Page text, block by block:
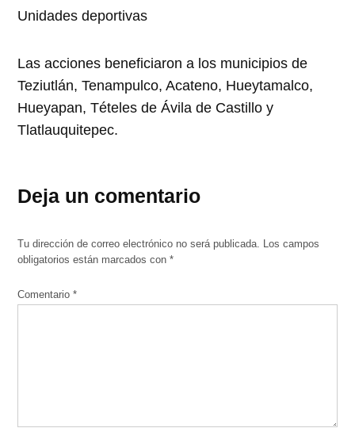
Unidades deportivas
Las acciones beneficiaron a los municipios de
Teziutlán, Tenampulco, Acateno, Hueytamalco,
Hueyapan, Tételes de Ávila de Castillo y
Tlatlauquitepec.
Deja un comentario
Tu dirección de correo electrónico no será publicada.
Los campos
obligatorios están marcados con*
Comentario*